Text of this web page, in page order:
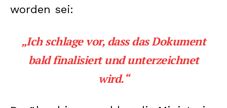
worden sei:
„Ich schlage vor, dass das Dokument
bald finalisiert und unterzeichnet
wird.“